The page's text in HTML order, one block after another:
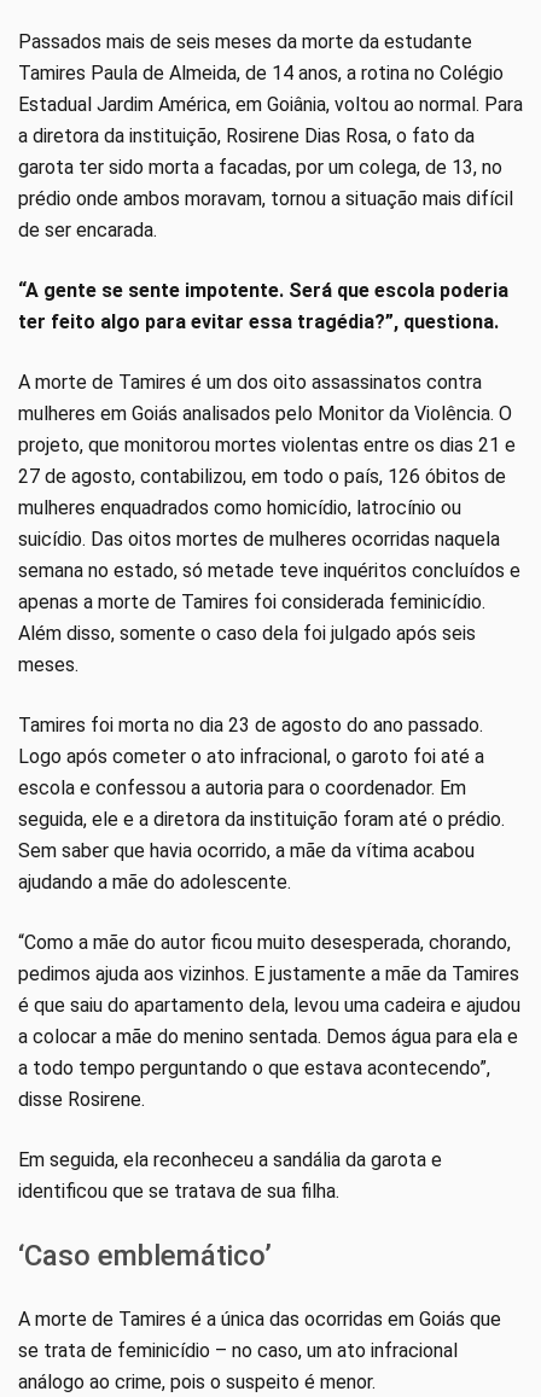
Passados mais de seis meses da morte da estudante
Tamires Paula de Almeida, de 14 anos, a rotina no Colégio
Estadual Jardim América, em Goiânia, voltou ao normal. Para
a diretora da instituição, Rosirene Dias Rosa, o fato da
garota ter sido morta a facadas, por um colega, de 13, no
prédio onde ambos moravam, tornou a situação mais difícil
de ser encarada.
“A gente se sente impotente. Será que escola poderia
ter feito algo para evitar essa tragédia?”, questiona.
A morte de Tamires é um dos oito assassinatos contra
mulheres em Goiás analisados pelo Monitor da Violência. O
projeto, que monitorou mortes violentas entre os dias 21 e
27 de agosto, contabilizou, em todo o país, 126 óbitos de
mulheres enquadrados como homicídio, latrocínio ou
suicídio. Das oitos mortes de mulheres ocorridas naquela
semana no estado, só metade teve inquéritos concluídos e
apenas a morte de Tamires foi considerada feminicídio.
Além disso, somente o caso dela foi julgado após seis
meses.
Tamires foi morta no dia 23 de agosto do ano passado.
Logo após cometer o ato infracional, o garoto foi até a
escola e confessou a autoria para o coordenador. Em
seguida, ele e a diretora da instituição foram até o prédio.
Sem saber que havia ocorrido, a mãe da vítima acabou
ajudando a mãe do adolescente.
“Como a mãe do autor ficou muito desesperada, chorando,
pedimos ajuda aos vizinhos. E justamente a mãe da Tamires
é que saiu do apartamento dela, levou uma cadeira e ajudou
a colocar a mãe do menino sentada. Demos água para ela e
a todo tempo perguntando o que estava acontecendo”,
disse Rosirene.
Em seguida, ela reconheceu a sandália da garota e
identificou que se tratava de sua filha.
‘Caso emblemático’
A morte de Tamires é a única das ocorridas em Goiás que
se trata de feminicídio – no caso, um ato infracional
análogo ao crime, pois o suspeito é menor.